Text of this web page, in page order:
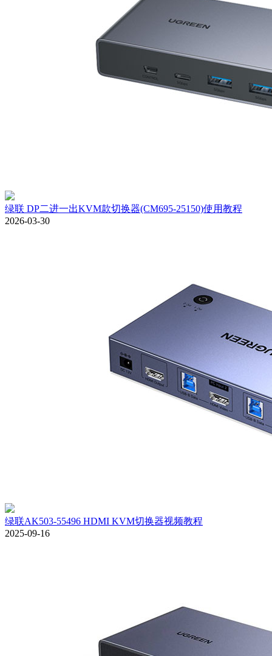
绿联 DP二进一出KVM款切换器(CM695-25150)使用教程
2026-03-30
绿联AK503-55496 HDMI KVM切换器视频教程
2025-09-16